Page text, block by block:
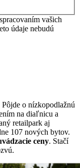
vašich
údaje nebudú
o nízkopodlažnú
na diaľnicu a
retailpark aj
107 nových bytov.
ceny. Stačí